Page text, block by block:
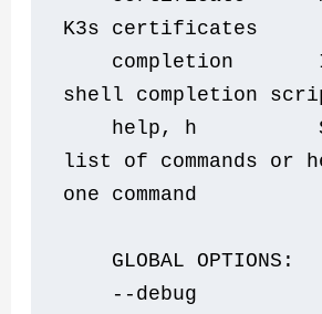
K3s certificates
shell completion
list of commands or
one command
GLOBAL OPTIONS: